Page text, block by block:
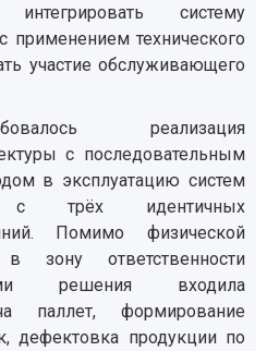
систему
применением технического
участие обслуживающего
реализация
с последовательным
в эксплуатацию систем
с трёх идентичных
Помимо физической
зону ответственности
решения входила
паллет, формирование
дефектовка продукции по